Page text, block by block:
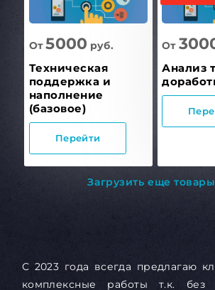
От5000 руб.
Техническая
поддержка и
наполнение
(базовое)
Перейти
От
Анализ
Загрузить еще товары
С 2023 года всегда предлагаю
комплексные работы т.к. без